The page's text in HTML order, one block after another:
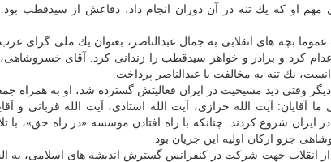
مهم او كه یك تنه در آن دوران انجام داد، دفاعش از سیدقطب
عموما بچه های انقلابی به جمال عبدالناصر، بعنوان یك ملی گرای
كرد و برادر و خواهر سیدقطب را زندانی كرد. آقای خسروشاهی،
یك تنه به مخالفت با عبدالناصر پرداخت.
دیگر وقتی دید مسیحیت در ایران فعالیتش گسترده شد، او به همراه
ما آقایان: آیت الله خرازی، آیت الله استادی، آیت الله قربانی و
ایران شروع كردند. چنانكه با راه افتادن موسسه «در راه حق»،
جزو اركان اولیه این جریان بود.
از انقلاب جهت شركت در كنفرانس گسترش اندیشه های اسلامی، به